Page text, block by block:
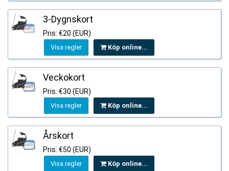
3-Dygnskort
Pris: €20 (EUR)
Visa regler Köp online...
Veckokort
Pris: €30 (EUR)
Visa regler Köp online...
Årskort
Pris: €50 (EUR)
Visa regler Köp online...